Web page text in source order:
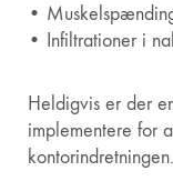
•
• Infiltrationer i
Heldigvis er der
implementere for
kontorindretningen.